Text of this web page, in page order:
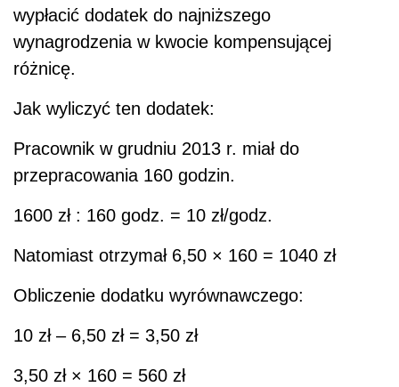
wypłacić dodatek do najniższego
wynagrodzenia w kwocie kompensującej
różnicę.
Jak wyliczyć ten dodatek:
Pracownik w grudniu 2013 r. miał do
przepracowania 160 godzin.
1600 zł : 160 godz. = 10 zł/godz.
Natomiast otrzymał 6,50 × 160 = 1040 zł
Obliczenie dodatku wyrównawczego:
10 zł – 6,50 zł = 3,50 zł
3,50 zł × 160 = 560 zł